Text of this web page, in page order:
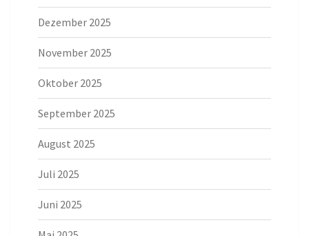
Dezember 2025
November 2025
Oktober 2025
September 2025
August 2025
Juli 2025
Juni 2025